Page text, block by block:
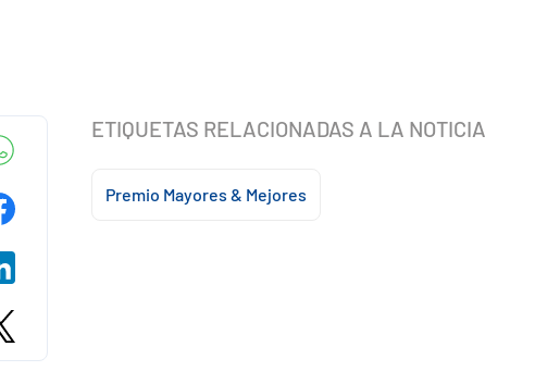
ETIQUETAS RELACIONADAS A LA NOTICIA
Premio Mayores & Mejores